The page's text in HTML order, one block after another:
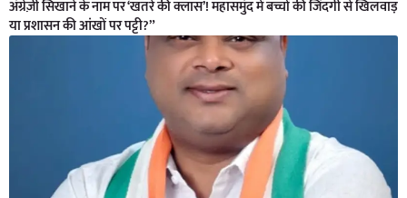
अंग्रेज़ी सिखाने के नाम पर ‘खतरे की क्लास’! महासमुंद में बच्चों की जिंदगी से खिलवाड़
या प्रशासन की आंखों पर पट्टी?”